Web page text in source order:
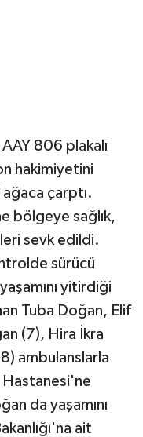
806 plakalı
hakimiyetini
çarptı.
bölgeye sağlık,
sevk edildi.
sürücü
yitirdiği
Tuba Doğan, Elif
(7), Hira İkra
ambulanslarla
da yaşamını
ait